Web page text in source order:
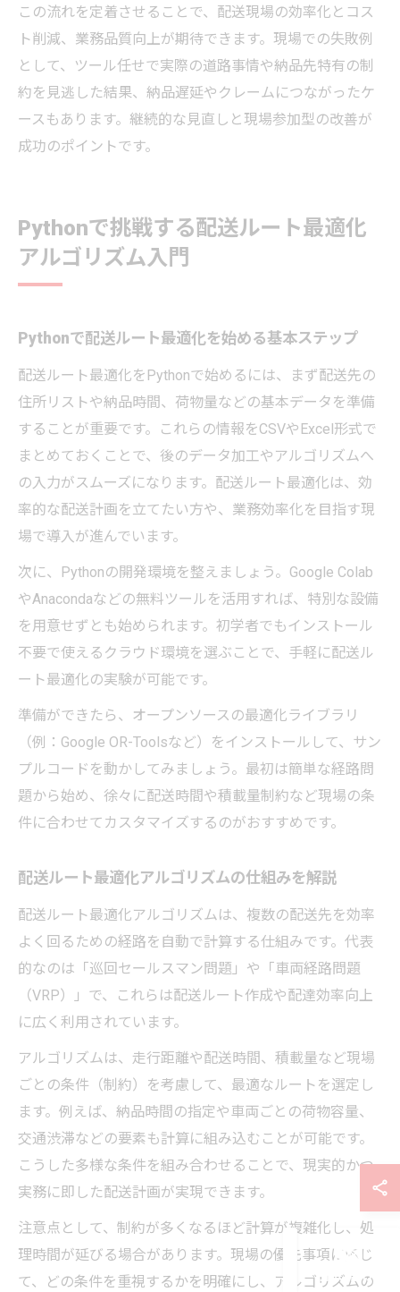
この流れを定着させることで、配送現場の効率化とコス
ト削減、業務品質向上が期待できます。現場での失敗例
として、ツール任せで実際の道路事情や納品先特有の制
約を見逃した結果、納品遅延やクレームにつながったケ
ースもあります。継続的な見直しと現場参加型の改善が
成功のポイントです。
Pythonで挑戦する配送ルート最適化
アルゴリズム入門
Pythonで配送ルート最適化を始める基本ステップ
配送ルート最適化をPythonで始めるには、まず配送先の
住所リストや納品時間、荷物量などの基本データを準備
することが重要です。これらの情報をCSVやExcel形式で
まとめておくことで、後のデータ加工やアルゴリズムへ
の入力がスムーズになります。配送ルート最適化は、効
率的な配送計画を立てたい方や、業務効率化を目指す現
場で導入が進んでいます。
次に、Pythonの開発環境を整えましょう。Google Colab
やAnacondaなどの無料ツールを活用すれば、特別な設備
を用意せずとも始められます。初学者でもインストール
不要で使えるクラウド環境を選ぶことで、手軽に配送ル
ート最適化の実験が可能です。
準備ができたら、オープンソースの最適化ライブラリ
（例：Google OR-Toolsなど）をインストールして、サン
プルコードを動かしてみましょう。最初は簡単な経路問
題から始め、徐々に配送時間や積載量制約など現場の条
件に合わせてカスタマイズするのがおすすめです。
配送ルート最適化アルゴリズムの仕組みを解説
配送ルート最適化アルゴリズムは、複数の配送先を効率
よく回るための経路を自動で計算する仕組みです。代表
的なのは「巡回セールスマン問題」や「車両経路問題
（VRP）」で、これらは配送ルート作成や配達効率向上
に広く利用されています。
アルゴリズムは、走行距離や配送時間、積載量など現場
ごとの条件（制約）を考慮して、最適なルートを選定し
ます。例えば、納品時間の指定や車両ごとの荷物容量、
交通渋滞などの要素も計算に組み込むことが可能です。
こうした多様な条件を組み合わせることで、現実的かつ
実務に即した配送計画が実現できます。
注意点として、制約が多くなるほど計算が複雑化し、処
理時間が延びる場合があります。現場の優先事項に応じ
て、どの条件を重視するかを明確にし、アルゴリズムの
お問い合わせ